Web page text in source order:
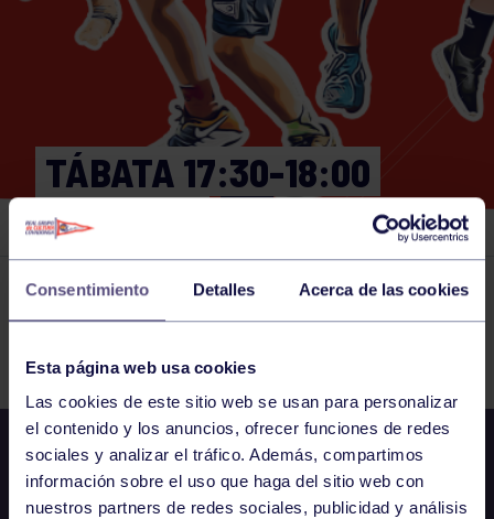
Consentimiento Detalles Acerca de las cookies
Esta página web usa cookies
Las cookies de este sitio web se usan para personalizar
el contenido y los anuncios, ofrecer funciones de redes
sociales y analizar el tráfico. Además, compartimos
información sobre el uso que haga del sitio web con
nuestros partners de redes sociales, publicidad y análisis
TÁBATA 17:30-18:00
GIMNASIO